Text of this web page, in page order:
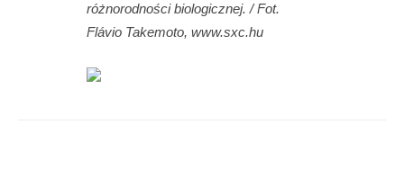
różnorodności biologicznej. / Fot.
Flávio Takemoto, www.sxc.hu